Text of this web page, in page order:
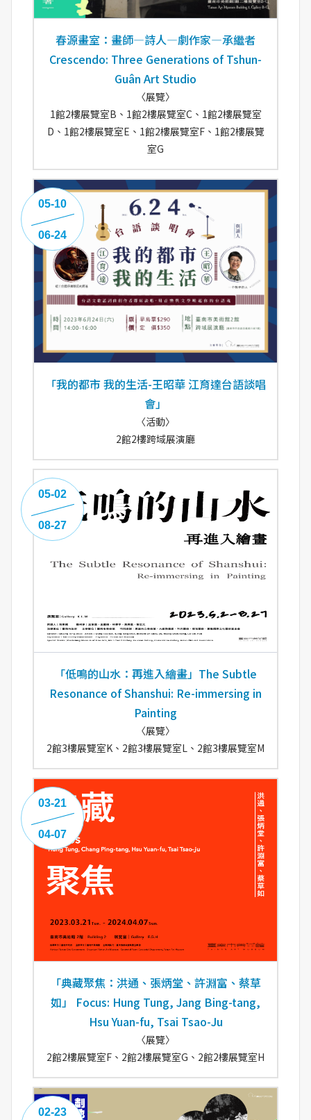
春源畫室：畫師—詩人—劇作家—承繼者
Crescendo: Three Generations of Tshun-
Guân Art Studio
〈展覽〉
1館2樓展覽室B、1館2樓展覽室C、1館2樓展覽室
D、1館2樓展覽室E、1館2樓展覽室F、1館2樓展覽
室G
「我的都市 我的生活-王昭華 江育達台語談唱
會」
〈活動〉
2館2樓跨域展演廳
05-10
06-24
「低鳴的山水：再進入繪畫」The Subtle
Resonance of Shanshui: Re-immersing in
Painting
〈展覽〉
2館3樓展覽室K、2館3樓展覽室L、2館3樓展覽室M
05-02
08-27
「典藏聚焦：洪通、張炳堂、許淵富、蔡草
如」 Focus: Hung Tung, Jang Bing-tang,
Hsu Yuan-fu, Tsai Tsao-Ju
〈展覽〉
2館2樓展覽室F、2館2樓展覽室G、2館2樓展覽室H
03-21
04-07
02-23